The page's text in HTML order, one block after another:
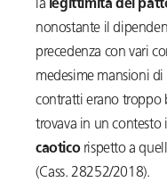
la legittimità del
nonostante il
precedenza con vari
medesime mansioni
contratti erano troppo
trovava in un contesto
caoticorispetto a
(Cass. 28252/2018).